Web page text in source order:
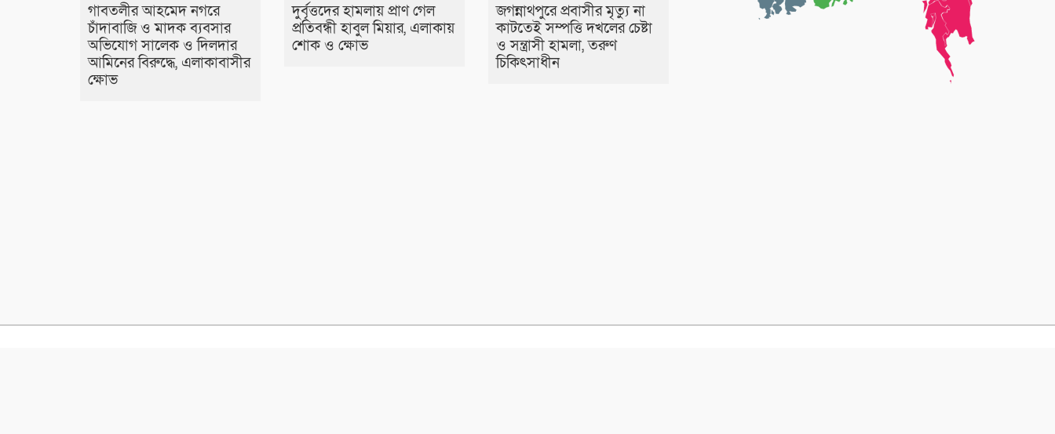
​গাবতলীর আহমেদ নগরে
চাঁদাবাজি ও মাদক ব্যবসার
অভিযোগ সালেক ও দিলদার
আমিনের বিরুদ্ধে, এলাকাবাসীর
ক্ষোভ
দুর্বৃত্তদের হামলায় প্রাণ গেল
প্রতিবন্ধী হাবুল মিয়ার, এলাকায়
শোক ও ক্ষোভ
জগন্নাথপুরে প্রবাসীর মৃত্যু না
কাটতেই সম্পত্তি দখলের চেষ্টা
ও সন্ত্রাসী হামলা, তরুণ
চিকিৎসাধীন